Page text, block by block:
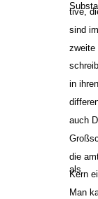
tive,
sind
zweite
in
auch
die
als
Kern
Man